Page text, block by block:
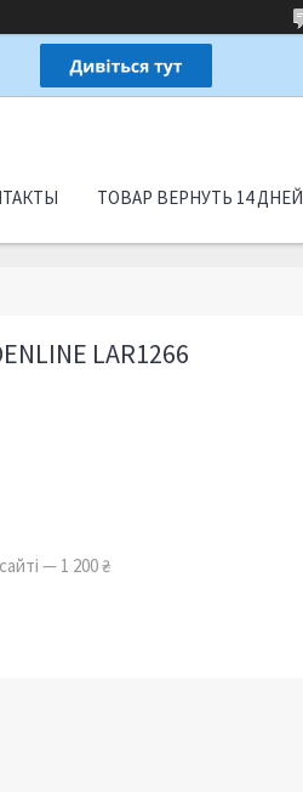
ТОВАР ВЕРНУТЬ 14 ДНЕЙ
LAR1266
— 1 200 ₴